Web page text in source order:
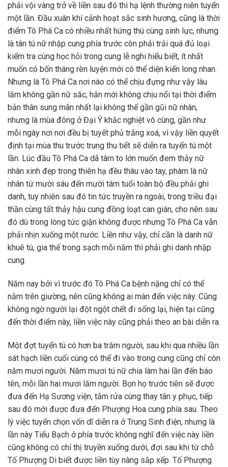
phải vội vàng trở về liền sau đó thì hạ lệnh thường niên tuyển
một lần. Đầu xuân khí cảnh hoạt sắc sinh hương, cũng là thời
điểm Tô Phá Ca có nhiều nhất hứng thú cùng sinh lực, nhưng
là tân tú nữ nhập cung phía trước còn phải trải quá đủ loại
kiểm tra cùng học hỏi trong cung lễ nghi hiểu biết, ít nhất
muốn có bốn tháng rèn luyện mới có thể diện kiến long nhan.
Nhưng là Tô Phá Ca nơi nào có thể chịu đựng như vậy lâu
lắm không gần nữ sắc, hắn mới không chịu nổi tại thời điểm
bản thân sung mãn nhất lại không thể gần gũi nữ nhân,
nhưng là mùa đông ở Đại Ý khắc nghiệt vô cùng, gần như
mỗi ngày nơi nơi đều bị tuyết phủ trắng xoá, vì vậy liền quyết
định tại mùa thu trước trung thu tiết sẽ diễn ra tuyển tú một
lần. Lúc đầu Tô Phá Ca dã tâm to lớn muốn đem thảy nữ
nhân xinh đẹp trong thiên hạ đều thâu vào tay, phàm là nữ
nhân từ mười sáu đến mười tám tuổi toàn bộ đều phải ghi
danh, tuy nhiên sau đó tin tức truyền ra ngoài, trong triều đại
thần cùng tất thảy hậu cung đồng loạt can gián, cho nên sau
đó dù trong lòng tức giận không được nhưng Tô Phá Ca vẫn
phải nhịn xuống một nước. Liền như vậy, chỉ cần là danh nữ
khuê tú, gia thế trong sạch mỗi năm thì phải ghi danh nhập
cung.
Năm nay bởi vì trước đó Tô Phá Ca bệnh nặng chỉ có thể
nằm trên giường, nên cũng không ai màn đến việc này. Cũng
không ngờ người lại đột ngột chết đi sống lại, hiện tại cũng
đến thời điểm này, liền việc này cũng phải theo an bài diễn ra.
Một đợt tuyển tú có hơn ba trăm người, sau khi qua nhiều lần
sát hạch liền cuối cùng có thể đi vào trong cung cũng chỉ còn
năm mươi người. Năm mươi tú nữ chia làm hai lần đến báo
tên, mỗi lần hai mươi lăm người. Bọn họ trước tiên sẽ được
đưa đến Hạ Sương viện, tắm rửa cùng thay tân y phục, tiếp
sau đó mới được đưa đến Phượng Hoa cung phía sau. Theo
lý việc tuyển chọn vốn dĩ diễn ra ở Trung Sinh điện, nhưng là
lần này Tiểu Bạch ở phía trước không nghĩ đến việc này liền
cũng không có chỉ thị truyền xuống dưới, đợi sau khi từ chỗ
Tố Phượng Di biết được liền tùy nàng sắp xếp. Tố Phượng